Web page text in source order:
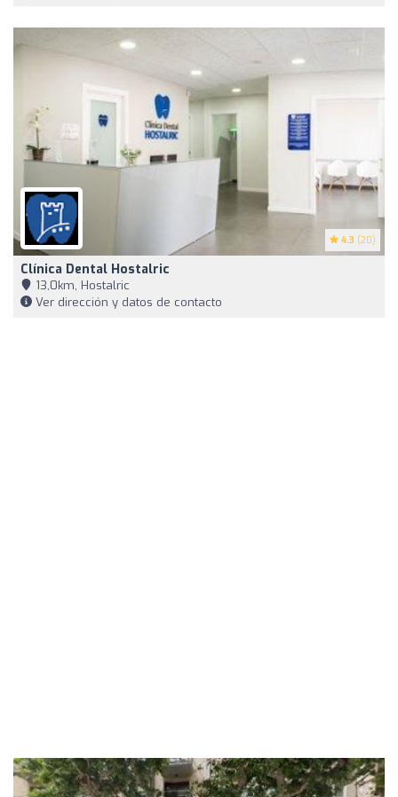
4.3 (20)
Clínica Dental Hostalric
13,0km, Hostalric
Ver dirección y datos de contacto